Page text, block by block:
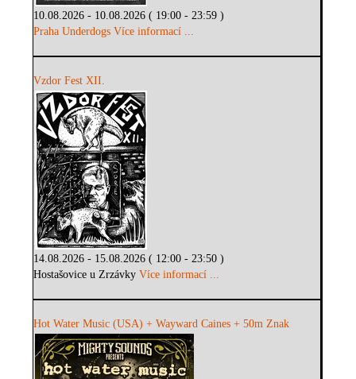
10.08.2026 - 10.08.2026 ( 19:00 - 23:59 )
Praha Underdogs Více informací ...
Vzdor Fest XII.
14.08.2026 - 15.08.2026 ( 12:00 - 23:50 )
Hostašovice u ZrzávkyVíce informací ...
Hot Water Music (USA) + Wayward Caines + 50m Znak